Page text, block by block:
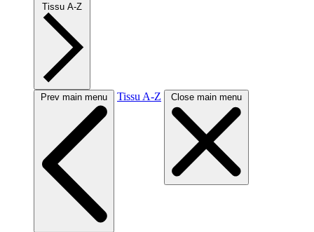
Tissu A-Z
Prev main menu Tissu A-Z Close main menu